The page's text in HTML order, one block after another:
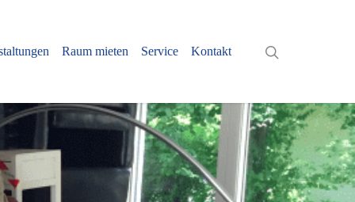
Raum mieten Service Kontakt